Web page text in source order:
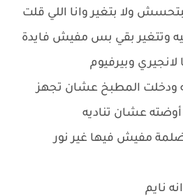
ولا بتغير وانا اللي قلت
وتتغير بقي بس مفيش فايدة
لانجيري وبيرفيوم
المطبخ عشان تجهز
عشان تناديه
مفيش فيها غير نور
نايم